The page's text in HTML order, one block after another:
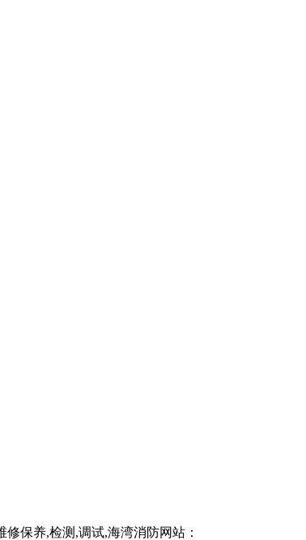
保养,检测,调试,海湾消防网站：